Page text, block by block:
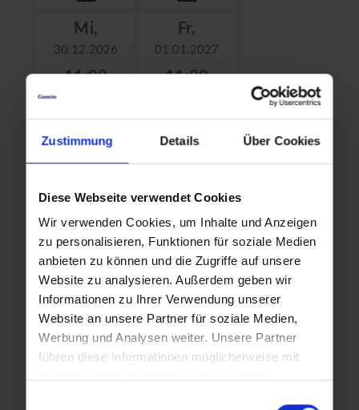
Zustimmung Details Über Cookies
Diese Webseite verwendet Cookies
Wir verwenden Cookies, um Inhalte und Anzeigen
zu personalisieren, Funktionen für soziale Medien
anbieten zu können und die Zugriffe auf unsere
Website zu analysieren. Außerdem geben wir
Informationen zu Ihrer Verwendung unserer
Website an unsere Partner für soziale Medien,
Werbung und Analysen weiter. Unsere Partner
führen diese Informationen möglicherweise mit
Mi,
30.12.2026
11:00
Fr,
01.01.2027
11:00
Mo,
04.01.2027
11:00
Mi,
06.01.2027
11:00
Fr,
08.01.2027
11:00
Mo,
11.01.2027
11:00